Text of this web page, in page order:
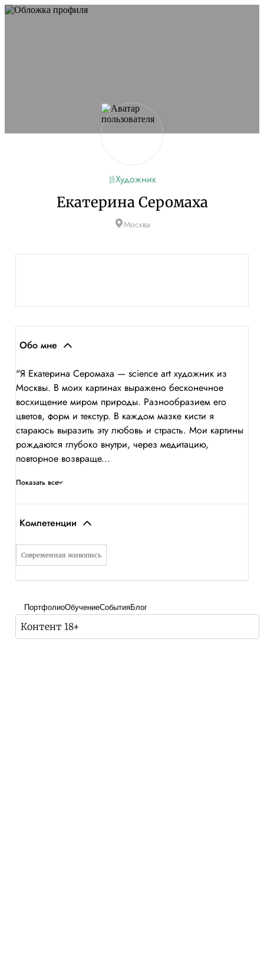
Художник
Екатерина Серомаха
Москва
Обо мне
"Я Екатерина Серомаха — science art художник из
Москвы. В моих картинах выражено бесконечное
восхищение миром природы. Разнообразием его
цветов, форм и текстур. В каждом мазке кисти я
стараюсь выразить эту любовь и страсть. Мои картины
рождаются глубоко внутри, через медитацию,
повторное возвраще...
Показать все
Компетенции
Современная живопись
ПортфолиоОбучениеСобытияБлог
Контент 18+